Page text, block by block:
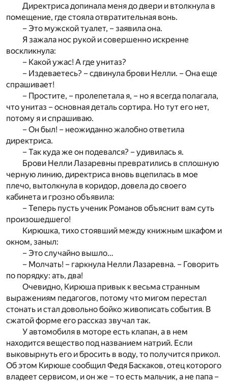
Директриса допинала меня до двери и втолкнула в
помещение, где стояла отвратительная вонь.
– Это мужской туалет, – заявила она.
Я зажала нос рукой и совершенно искренне
воскликнула:
– Какой ужас! А где унитаз?
– Издеваетесь? – сдвинула брови Нелли. – Она еще
спрашивает!
– Простите, – пролепетала я, – но я всегда полагала,
что унитаз – основная деталь сортира. Но тут его нет,
потому я и спрашиваю.
– Он был! – неожиданно жалобно ответила
директриса.
– Так куда же он подевался? – удивилась я.
Брови Нелли Лазаревны превратились в сплошную
черную линию, директриса вновь вцепилась в мое
плечо, вытолкнула в коридор, довела до своего
кабинета и грозно объявила:
– Теперь пусть ученик Романов объяснит вам суть
произошедшего!
Кирюшка, тихо стоявший между книжным шкафом и
окном, заныл:
– Это случайно вышло…
– Молчать! – гаркнула Нелли Лазаревна. – Говорить
по порядку: ать, два!
Очевидно, Кирюша привык к весьма странным
выражениям педагогов, потому что мигом перестал
стонать и стал довольно бойко живописать события. В
сжатой форме его рассказ звучал так.
У автомобиля в моторе есть клапан, а в нем
находится вещество под названием натрий. Если
выковырнуть его и бросить в воду, то получится прикол.
Об этом Кирюше сообщил Федя Баскаков, отец которого
владеет сервисом, и он же – то есть мальчик, а не папа –